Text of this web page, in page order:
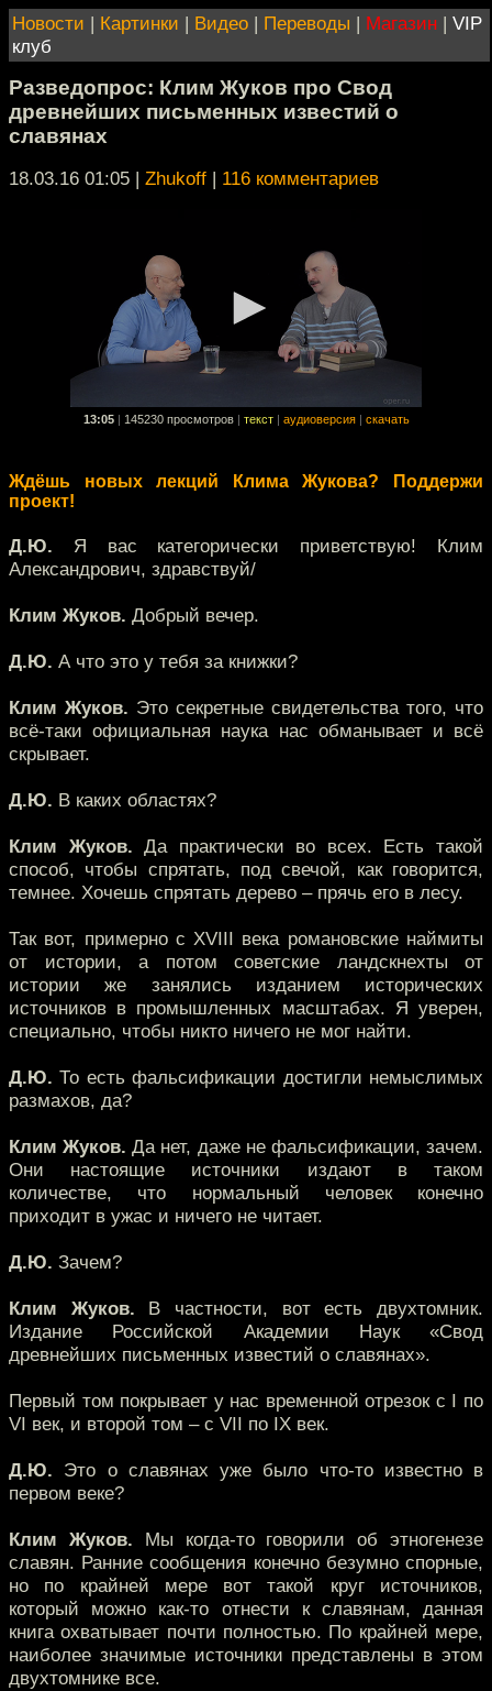
Новости | Картинки | Видео | Переводы | Магазин | VIP
клуб
Разведопрос: Клим Жуков про Свод
древнейших письменных известий о
славянах
18.03.16 01:05 | Zhukoff | 116 комментариев
13:05 145230 просмотров текст аудиоверсия скачать
Ждёшь новых лекций Клима Жукова? Поддержи
проект!
Д.Ю. Я вас категорически приветствую! Клим
Александрович, здравствуй/
Клим Жуков. Добрый вечер.
Д.Ю. А что это у тебя за книжки?
Клим Жуков. Это секретные свидетельства того, что
всё-таки официальная наука нас обманывает и всё
скрывает.
Д.Ю. В каких областях?
Клим Жуков. Да практически во всех. Есть такой
способ, чтобы спрятать, под свечой, как говорится,
темнее. Хочешь спрятать дерево – прячь его в лесу.
Так вот, примерно с XVIII века романовские наймиты
от истории, а потом советские ландскнехты от
истории же занялись изданием исторических
источников в промышленных масштабах. Я уверен,
специально, чтобы никто ничего не мог найти.
Д.Ю. То есть фальсификации достигли немыслимых
размахов, да?
Клим Жуков. Да нет, даже не фальсификации, зачем.
Они настоящие источники издают в таком
количестве, что нормальный человек конечно
приходит в ужас и ничего не читает.
Д.Ю. Зачем?
Клим Жуков. В частности, вот есть двухтомник.
Издание Российской Академии Наук «Свод
древнейших письменных известий о славянах».
Первый том покрывает у нас временной отрезок с I по
VI век, и второй том – с VII по IX век.
Д.Ю. Это о славянах уже было что-то известно в
первом веке?
Клим Жуков. Мы когда-то говорили об этногенезе
славян. Ранние сообщения конечно безумно спорные,
но по крайней мере вот такой круг источников,
который можно как-то отнести к славянам, данная
книга охватывает почти полностью. По крайней мере,
наиболее значимые источники представлены в этом
двухтомнике все.